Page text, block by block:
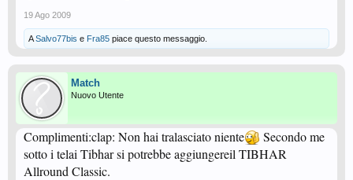
19 Ago 2009
ASalvo77bis e Fra85 piace questo messaggio.
Match
Nuovo Utente
Complimenti:clap: Non hai tralasciato niente
Secondo me
sotto i telai Tibhar si potrebbe aggiungereil TIBHAR
Allround Classic.